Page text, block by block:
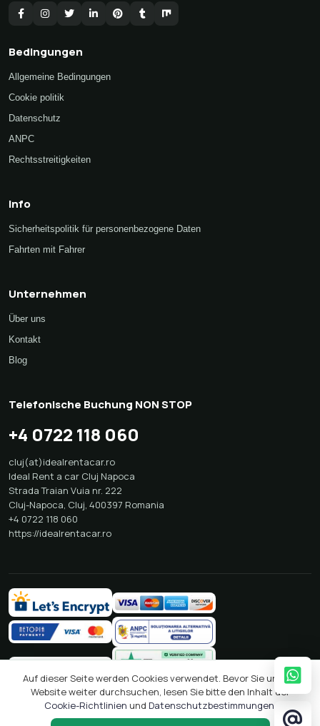
Bedingungen
Allgemeine Bedingungen
Cookie politik
Datenschutz
ANPC
Rechtsstreitigkeiten
Info
Sicherheitspolitik für personenbezogene Daten
Fahrten mit Fahrer
Unternehmen
Über uns
Kontakt
Blog
Telefonische Buchung NON STOP
+4 0722 118 060
cluj(at)idealrentacar.ro
Ideal Rent a car Cluj Napoca
Strada Traian Vuia nr. 222
Cluj-Napoca, Cluj, 400397 Romania
+4 0722 118 060
https://idealrentacar.ro
Auf dieser Seite werden Cookies verwendet. Bevor Sie unsere
Website weiter durchsuchen, lesen Sie bitte den Inhalt der
Cookie-Richtlinien und Datenschutzbestimmungen